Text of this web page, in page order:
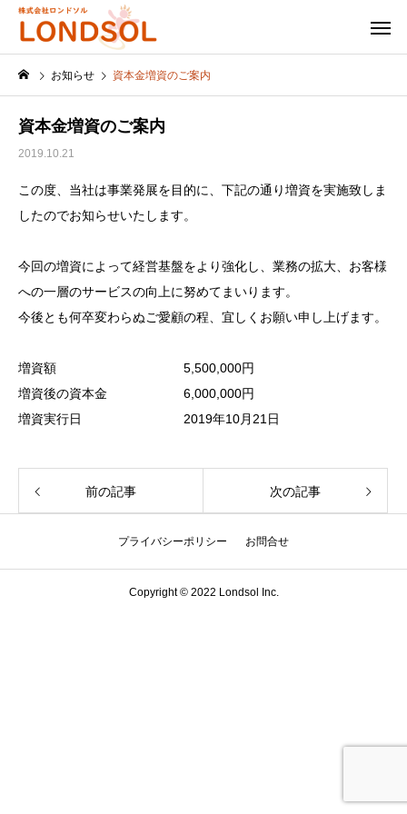
お知らせ 資本金増資のご案内
資本金増資のご案内
2019.10.21
この度、当社は事業発展を目的に、下記の通り増資を実施致しま
したのでお知らせいたします。
今回の増資によって経営基盤をより強化し、業務の拡大、お客様
への一層のサービスの向上に努めてまいります。
今後とも何卒変わらぬご愛顧の程、宜しくお願い申し上げます。
増資額 5,500,000円
増資後の資本金 6,000,000円
増資実行日 2019年10月21日
前の記事 次の記事
プライバシーポリシー お問合せ
Copyright © 2022 Londsol Inc.